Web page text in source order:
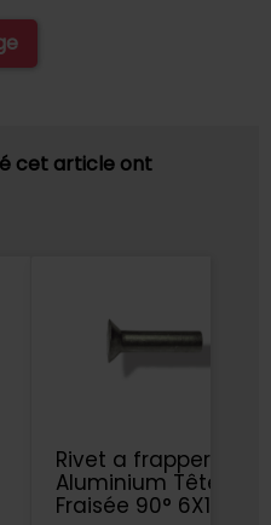
cet article ont
Rivet a frapper
Aluminium Tête
Fraisée 90° 6X12